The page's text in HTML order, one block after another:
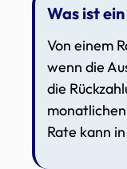
Was ist
Von einem
wenn die
die
Rate kann